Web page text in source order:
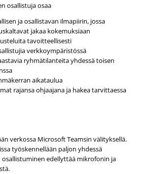
osallistuja osaa
ja osallistavan ilmapiirin, jossa
jakaa kokemuksiaan
tavoitteellisesti
verkkoympäristössä
ryhmätilanteita yhdessä toisen
aikataulua
rajansa ohjaajana ja hakea tarvittaessa
verkossa Microsoft Teamsin välityksellä.
työskennellään paljon yhdessä
osallistuminen edellyttää mikrofonin ja